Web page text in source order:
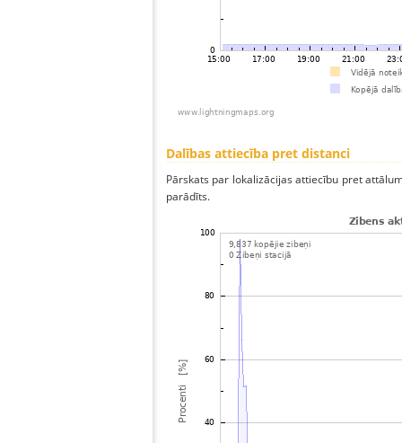
Dalības attiecība pret distanci
Pārskats par lokalizācijas attiecību pret
parādīts.